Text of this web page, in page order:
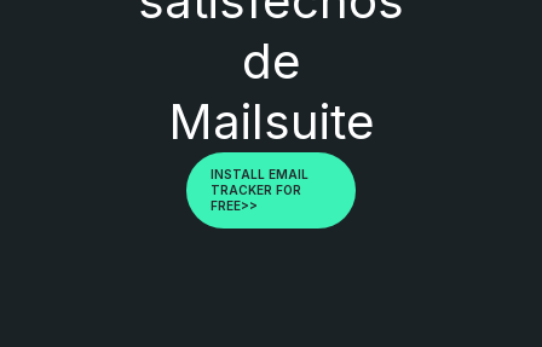
de
Mailsuite
INSTALL EMAIL
TRACKER FOR
FREE>>